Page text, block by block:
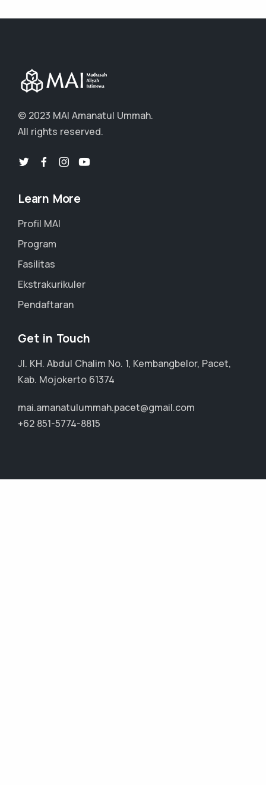
© 2023 MAI Amanatul Ummah.
All rights reserved.
Learn More
Profil MAI
Program
Fasilitas
Ekstrakurikuler
Pendaftaran
Get in Touch
Jl. KH. Abdul Chalim No. 1, Kembangbelor, Pacet,
Kab. Mojokerto 61374
mai.amanatulummah.pacet@gmail.com
+62 851-5774-8815